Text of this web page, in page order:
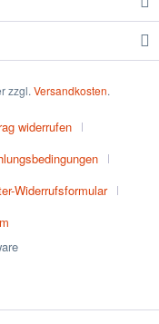
zzgl. Versandkosten.
widerrufen
Widerrufsformular